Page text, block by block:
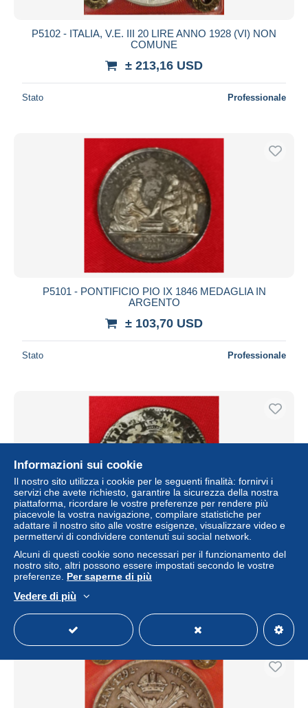
P5102 - ITALIA, V.E. III 20 LIRE ANNO 1928 (VI) NON
COMUNE
± 213,16 USD
Stato Professionale
P5101 - PONTIFICIO PIO IX 1846 MEDAGLIA IN
ARGENTO
± 103,70 USD
Stato Professionale
P5100 - PARMA RANUCIO FARNESE 1645-1694
QUARANTANO IN ARGENTO
± 57,61 USD
Stato Professionale
Informazioni sui cookie
Il nostro sito utilizza i cookie per le seguenti finalità: fornirvi i
servizi che avete richiesto, garantire la sicurezza della nostra
piattaforma, ricordare le vostre preferenze per rendere più
piacevole la vostra navigazione, compilare statistiche per
adattare il nostro sito alle vostre esigenze, visualizzare video e
permettervi di condividere contenuti sui social network.
Alcuni di questi cookie sono necessari per il funzionamento del
nostro sito, altri possono essere impostati secondo le vostre
preferenze. Per saperne di più
Vedere di più